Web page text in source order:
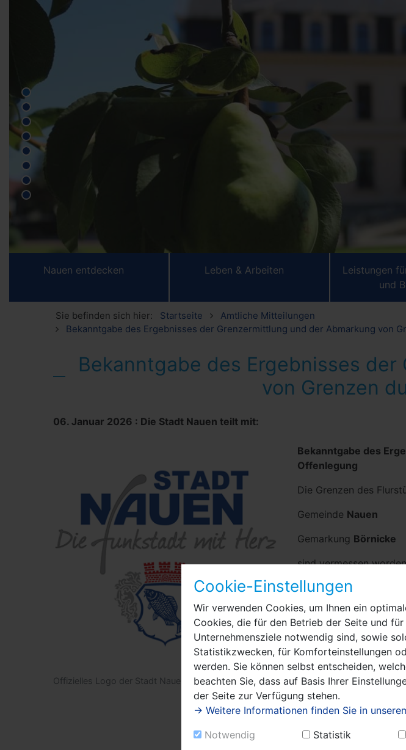
Cookie-Einstellungen
Wir verwenden Cookies, um Ihnen ein
Cookies, die für den Betrieb der Seite und
Unternehmensziele notwendig sind, sowie
Statistikzwecken, für Komforteinstellungen
werden. Sie können selbst entscheiden,
beachten Sie, dass auf Basis Ihrer
der Seite zur Verfügung stehen.
→ Weitere Informationen finden Sie in
Notwendig
Statistik
Nauen entdecken Leben & Arbeiten
Leistungen
und
Sie befinden sich hier: Startseite
Amtliche Mitteilungen
Bekanntgabe des Ergebnisses der Grenzermittlung und der Abmarkung von
Bekanntgabe des Ergebnisses
von Grenzen
06. Januar 2026 : Die Stadt Nauen teilt mit:
Offizielles Logo der Stadt Nauen (1)
Bekanntgabe des
Offenlegung
Die Grenzen des
Gemeinde Nauen
Gemarkung Börnicke
sind vermessen
Im Grenztermin am
vorgenommenen
Bevollmächtigter
Grenztermin Ihr
Gemäß § 17 Abs. 1
Mai 2009 (GVBI.I/09,
32]) gebe ich deshalb